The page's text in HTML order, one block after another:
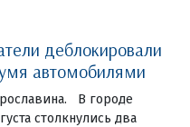
деблокировали
автомобилями
В городе
столкнулись два